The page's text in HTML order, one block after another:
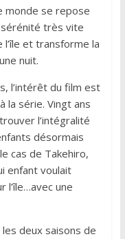
monde se repose
très vite
l’île et transforme la
nuit.
l’intérêt du film est
la série. Vingt ans
l’intégralité
désormais
cas de Takehiro,
enfant voulait
l’île…avec une
deux saisons de